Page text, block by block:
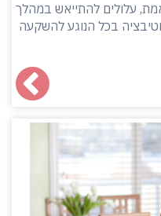
עלולים להתייאש במהלך
בכל הנוגע להשקעה